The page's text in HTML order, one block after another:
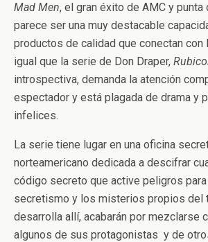
Mad Men, el gran éxito de AMC y punta
parece ser una muy destacable
productos de calidad que conectan con
igual que la serie de Don Draper,
introspectiva, demanda la atención
espectador y está plagada de drama y
infelices.
La serie tiene lugar en una oficina
norteamericano dedicada a descifrar
código secreto que active peligros para
secretismo y los misterios propios del
desarrolla allí, acabarán por mezclarse
algunos de sus protagonistas y de